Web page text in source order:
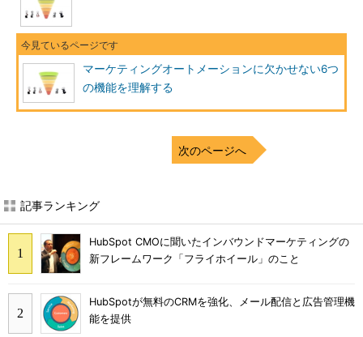
マーケティングオートメーションに欠かせない6つ
の機能を理解する
次のページへ
記事ランキング
HubSpot CMOに聞いたインバウンドマーケティングの
新フレームワーク「フライホイール」のこと
HubSpotが無料のCRMを強化、メール配信と広告管理機
能を提供